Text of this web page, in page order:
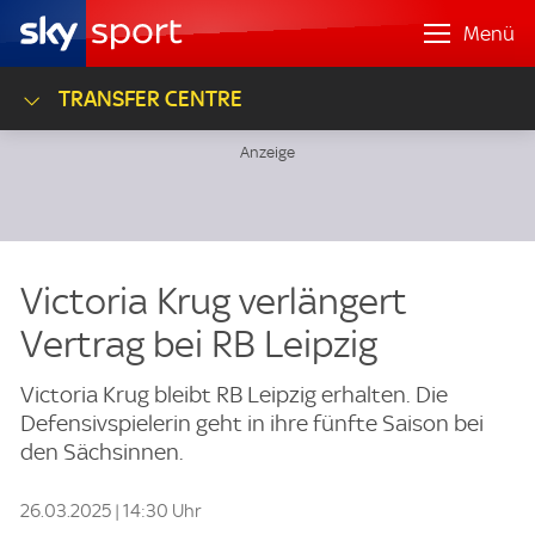
Menü
TRANSFER CENTRE
Victoria Krug verlängert
Vertrag bei RB Leipzig
Victoria Krug bleibt RB Leipzig erhalten. Die
Defensivspielerin geht in ihre fünfte Saison bei
den Sächsinnen.
26.03.2025 | 14:30 Uhr